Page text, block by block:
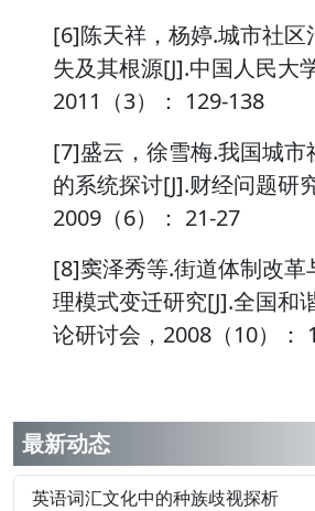
[6]陈天祥，杨婷.城市社区
失及其根源[J].中国人民大
2011（3）： 129-138
[7]盛云，徐雪梅.我国城市
的系统探讨[J].财经问题研
2009（6）： 21-27
[8]窦泽秀等.街道体制改革
理模式变迁研究[J].全国和
论研讨会，2008（10）：
最新动态
英语词汇文化中的种族歧视探析